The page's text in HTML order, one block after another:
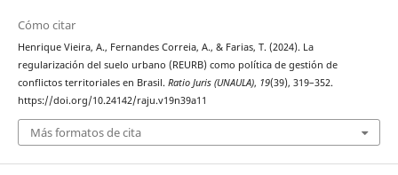
Cómo citar
Henrique Vieira, A., Fernandes Correia, A., & Farias, T. (2024). La
regularización del suelo urbano (REURB) como política de gestión de
conflictos territoriales en Brasil. Ratio Juris (UNAULA), 19(39), 319–352.
https://doi.org/10.24142/raju.v19n39a11
Más formatos de cita